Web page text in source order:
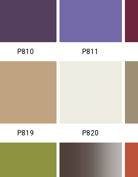
P810 P811
P819 P820